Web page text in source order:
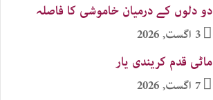
دو دلوں کے درمیان خاموشی کا فاصلہ
3 اگست, 2026
ماٹی قدم کریندی یار
7 اگست, 2026